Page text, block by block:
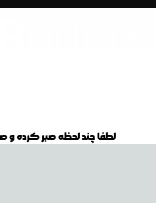
لطفا چند لحظه صبر کرده و